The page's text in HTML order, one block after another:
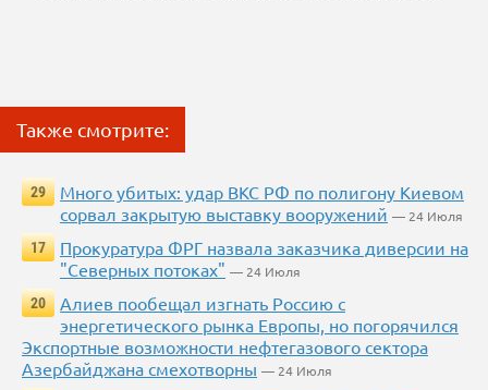
Также смотрите:
29
Много убитых: удар ВКС РФ по полигону Киевом
сорвал закрытую выставку вооружений — 24 Июля
17
Прокуратура ФРГ назвала заказчика диверсии на
"Северных потоках" — 24 Июля
20
Алиев пообещал изгнать Россию с
энергетического рынка Европы, но погорячился
Экспортные возможности нефтегазового сектора
Азербайджана смехотворны — 24 Июля